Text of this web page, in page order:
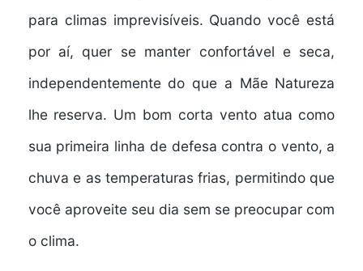
para climas imprevisíveis. Quando você está
por aí, quer se manter confortável e seca,
independentemente do que a Mãe Natureza
lhe reserva. Um bom corta vento atua como
sua primeira linha de defesa contra o vento, a
chuva e as temperaturas frias, permitindo que
você aproveite seu dia sem se preocupar com
o clima.